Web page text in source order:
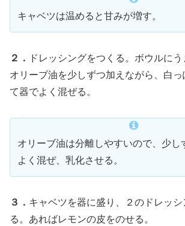
キャベツは温めると甘みが増す。
２．
ドレッシングをつくる。ボウルにう
オリーブ油を少しずつ加えながら、白
て器でよく混ぜる。
オリーブ油は分離しやすいので、少し
よく混ぜ、乳化させる。
３． キャベツを器に盛り、２のドレッ
る。あればレモンの皮をのせる。